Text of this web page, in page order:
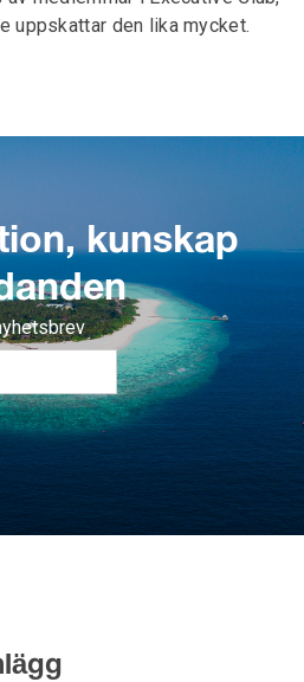
uppskattar den lika mycket.
kunskap